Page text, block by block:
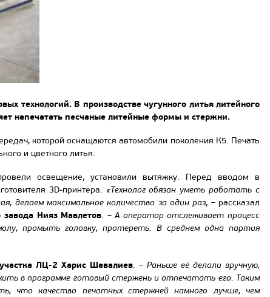
технологий. В производстве чугунного литья литейного
напечатать песчаные литейные формы и стержни.
которой оснащаются автомобили поколения К5. Печать
и цветного литья.
освещение, установили вытяжку. Перед вводом в
3D-принтера. «Технолог обязан уметь работать с
делаем максимальное количество за один раз, – рассказал
завода Нияз Мавлетов. –А оператор отслеживает процесс
промыть головку, протереть. В среднем одна партия
ЛЦ-2 Харис Шавалиев. –Раньше её делали вручную,
в программе готовый стержень и отпечатать его. Таким
что качество печатных стержней намного лучше, чем